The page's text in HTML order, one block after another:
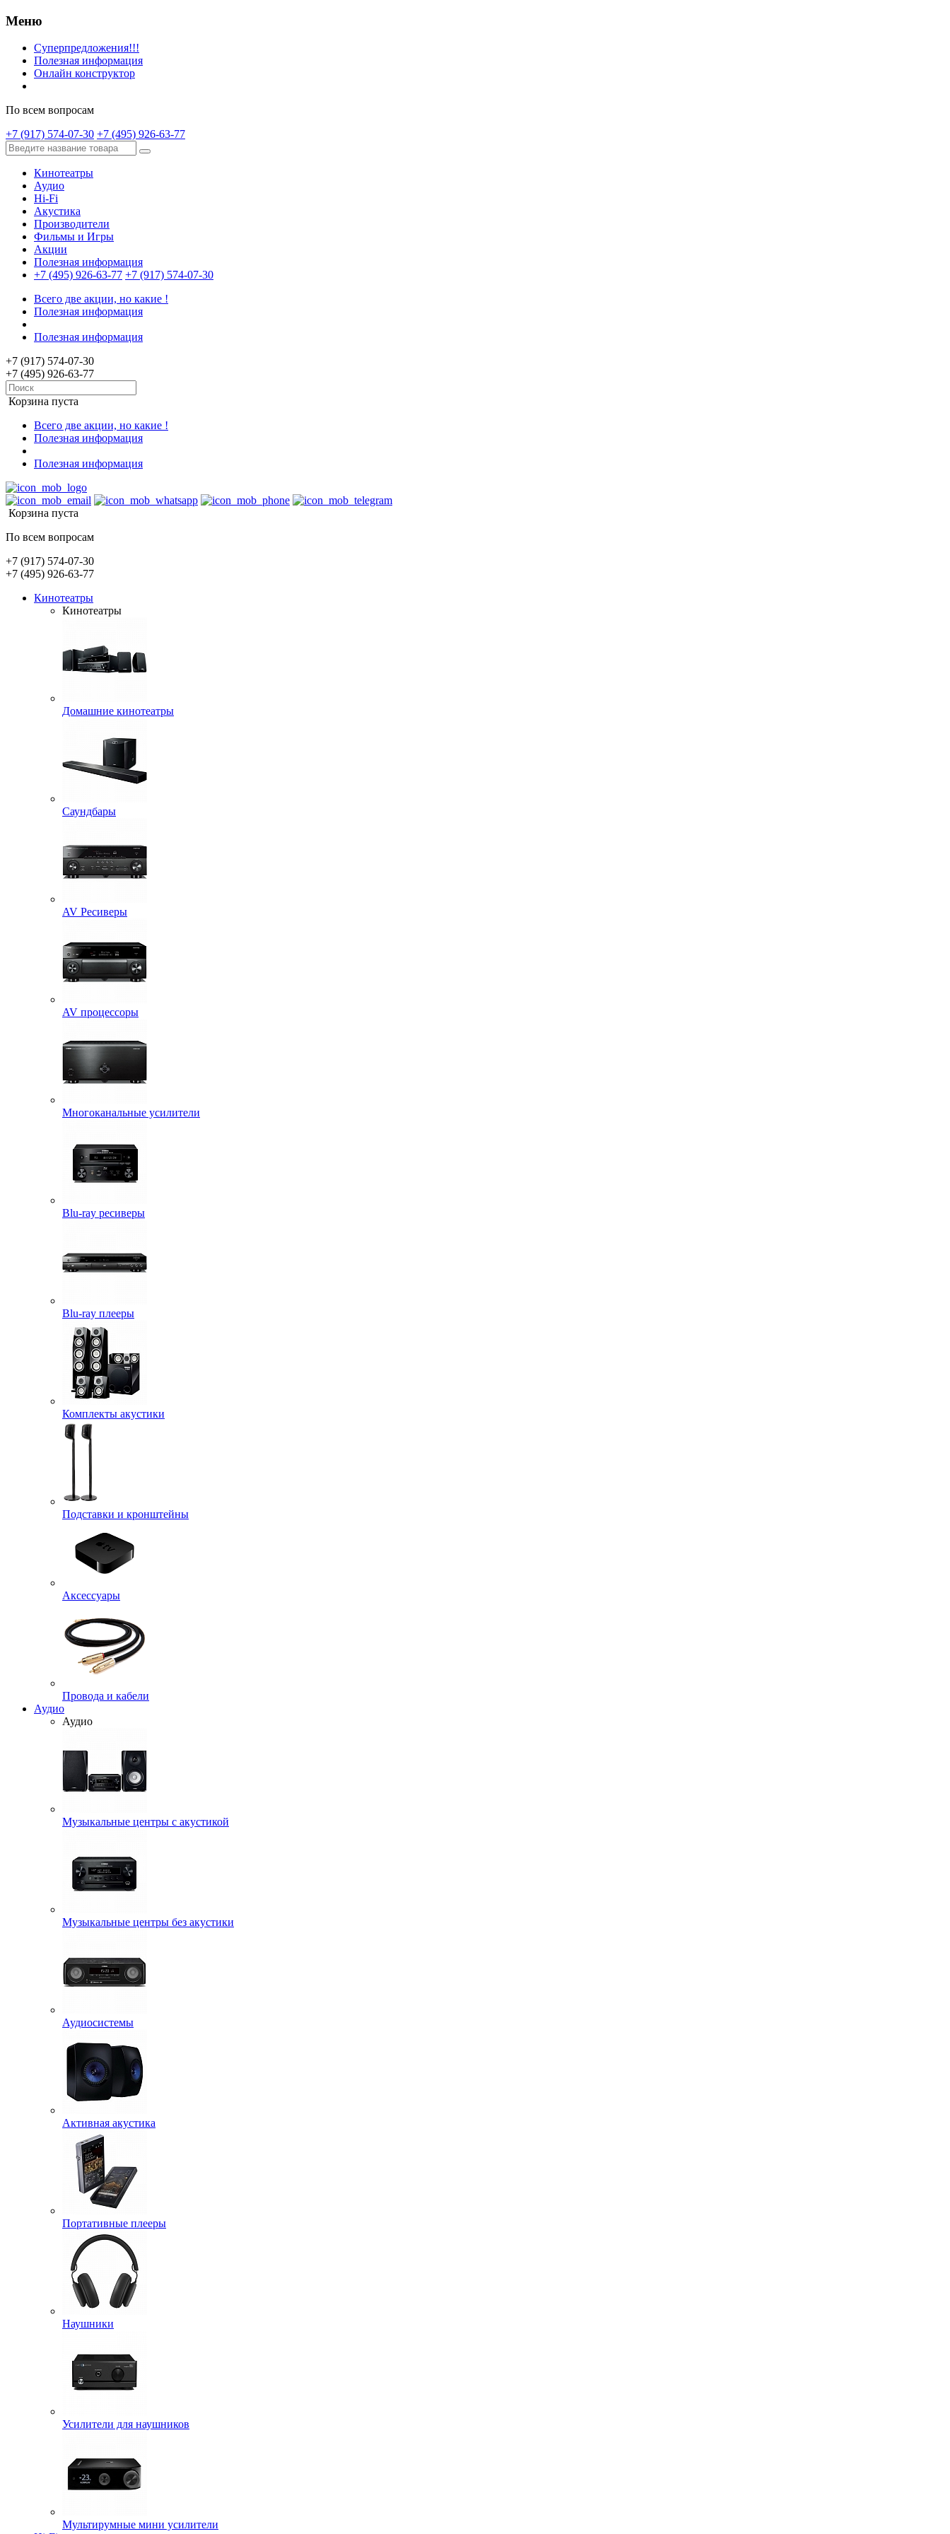
Меню
Суперпредложения!!!
Полезная информация
Онлайн конструктор
По всем вопросам
+7 (917) 574-07-30 +7 (495) 926-63-77
Кинотеатры
Аудио
Hi-Fi
Акустика
Производители
Фильмы и Игры
Акции
Полезная информация
+7 (495) 926-63-77 +7 (917) 574-07-30
Всего две акции, но какие !
Полезная информация
Полезная информация
+7 (917) 574-07-30
+7 (495) 926-63-77
Корзина пуста
Всего две акции, но какие !
Полезная информация
Полезная информация
Корзина пуста
По всем вопросам
+7 (917) 574-07-30
+7 (495) 926-63-77
Кинотеатры
Кинотеатры
Домашние кинотеатры
Саундбары
AV Ресиверы
AV процессоры
Многоканальные усилители
Blu-ray ресиверы
Blu-ray плееры
Комплекты акустики
Подставки и кронштейны
Аксессуары
Провода и кабели
Аудио
Аудио
Музыкальные центры с акустикой
Музыкальные центры без акустики
Аудиосистемы
Активная акустика
Портативные плееры
Наушники
Усилители для наушников
Мультирумные мини усилители